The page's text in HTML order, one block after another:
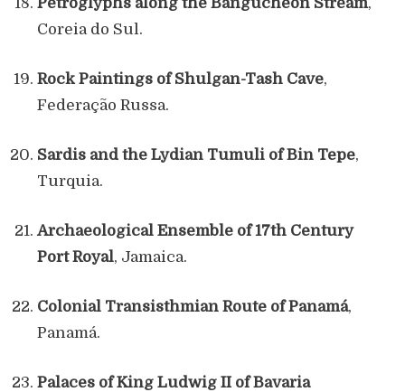
Coreia do Sul.
Rock Paintings of Shulgan-Tash Cave,
Federação Russa.
Sardis and the Lydian Tumuli of Bin Tepe,
Turquia.
Archaeological Ensemble of 17th Century
Port Royal, Jamaica.
Colonial Transisthmian Route of Panamá,
Panamá.
Palaces of King Ludwig II of Bavaria